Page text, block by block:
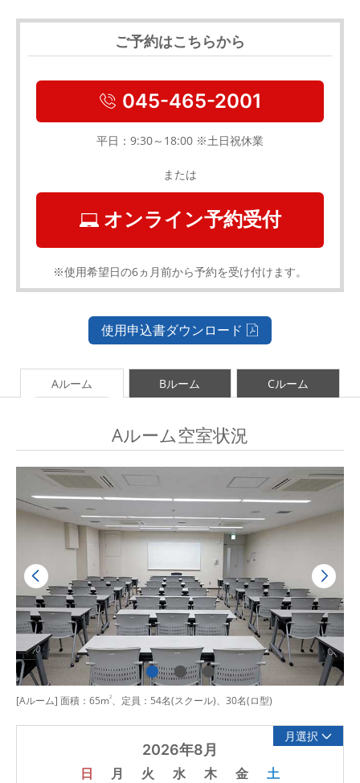
ご予約はこちらから
045-465-2001
平日：9:30～18:00 ※土日祝休業
または
オンライン予約受付
※使用希望日の6ヵ月前から予約を受け付けます。
使用申込書ダウンロード
Aルーム Bルーム Cルーム
Aルーム空室状況
[Aルーム] 面積：65m2、定員：54名(スクール)、30名(ロ型)
月選択
2026年8月
日 月 火 水 木 金 土